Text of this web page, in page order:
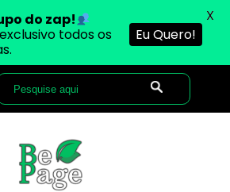
do zap!
todos os
Eu Quero!
X